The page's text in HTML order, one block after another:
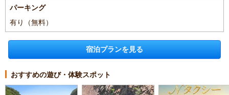
パーキング
有り（無料）
宿泊プランを見る
おすすめの遊び・体験スポット